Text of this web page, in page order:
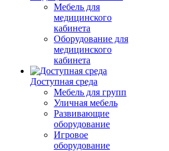
Мебель для
медицинского
кабинета
Оборудование для
медицинского
кабинета
Доступная среда
Мебель для групп
Уличная мебель
Развивающие
оборудование
Игровое
оборудование